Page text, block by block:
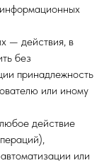
— действия, в
без
принадлежность
или иному
действие
или